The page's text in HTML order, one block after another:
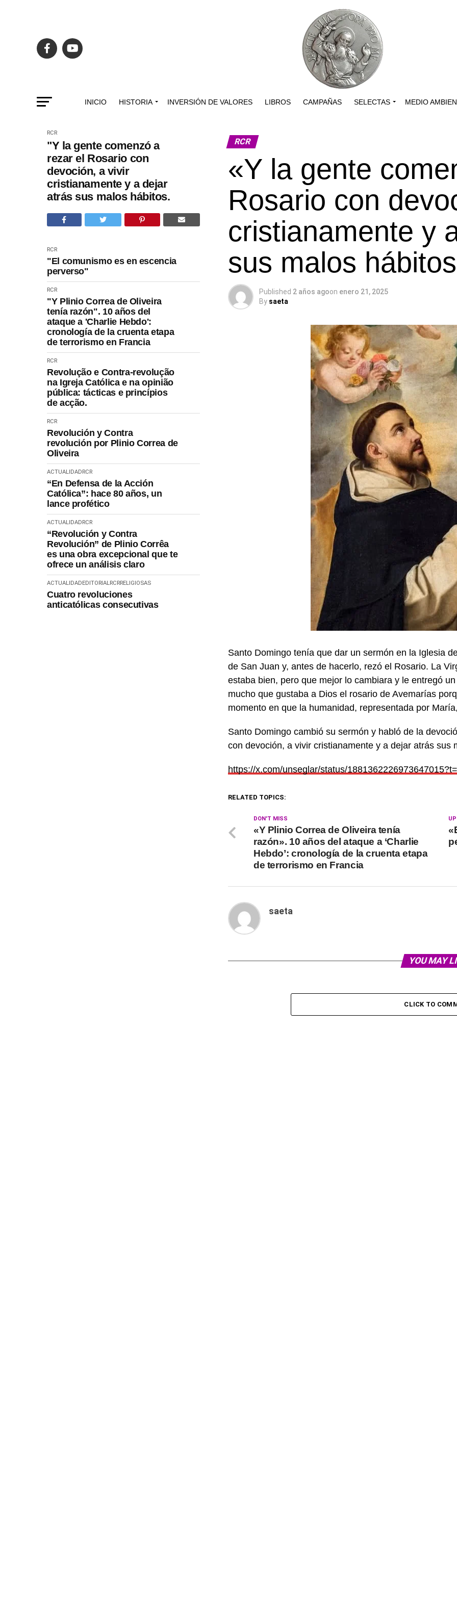
INICIO HISTORIA INVERSIÓN DE VALORES LIBROS CAMPAÑAS SELECTAS MEDIO
RCR
"Y la gente comenzó a
rezar el Rosario con
devoción, a vivir
cristianamente y a dejar
atrás sus malos hábitos.
RCR
"El comunismo es en escencia
perverso"
RCR
"Y Plinio Correa de Oliveira
tenía razón". 10 años del
ataque a 'Charlie Hebdo':
cronología de la cruenta etapa
de terrorismo en Francia
RCR
Revolução e Contra-revolução
na Igreja Católica e na opinião
pública: tácticas e princípios
de acção.
RCR
Revolución y Contra
revolución por Plinio Correa de
Oliveira
ACTUALIDADRCR
“En Defensa de la Acción
Católica”: hace 80 años, un
lance profético
ACTUALIDADRCR
“Revolución y Contra
Revolución” de Plinio Corrêa
es una obra excepcional que te
ofrece un análisis claro
ACTUALIDADEDITORIALRCRRELIGIOSAS
Cuatro revoluciones
anticatólicas consecutivas
RCR
«Y la gente
Rosario con
cristianamente y
sus malos
Published 2 años agoon enero 21, 2025
By saeta
Santo Domingo tenía que dar un sermón en la Iglesia
de San Juan y, antes de hacerlo, rezó el Rosario. La
estaba bien, pero que mejor lo cambiara y le entregó
mucho que gustaba a Dios el rosario de Avemarías
momento en que la humanidad, representada por
Santo Domingo cambió su sermón y habló de la
con devoción, a vivir cristianamente y a dejar atrás sus
https://x.com/unseglar/status/
RELATED TOPICS:
DON'T MISS
«Y Plinio Correa de Oliveira tenía
razón». 10 años del ataque a ‘Charlie
Hebdo’: cronología de la cruenta etapa
de terrorismo en Francia
saeta
YOU MAY
CLICK TO